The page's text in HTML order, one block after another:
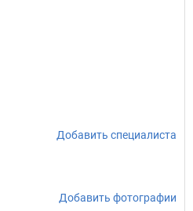
Добавить специалиста
Добавить фотографии